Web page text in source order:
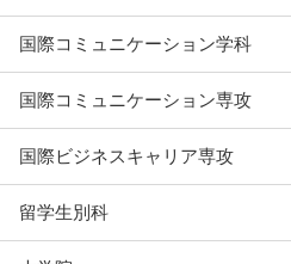
国際コミュニケーション学科
国際コミュニケーション専攻
国際ビジネスキャリア専攻
留学生別科